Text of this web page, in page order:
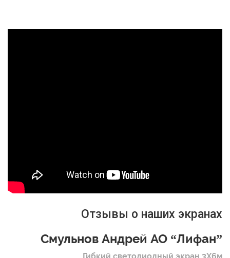
Отзывы о наших экранах
Смульнов Андрей АО “Лифан”
Гибкий светодиодный экран 3Х6м